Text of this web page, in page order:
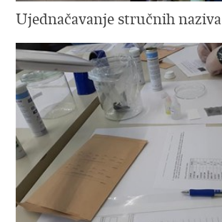
Ujednačavanje stručnih naziva